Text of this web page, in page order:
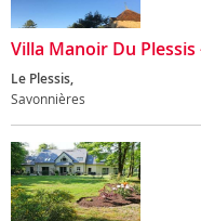
Villa Manoir Du
Le Plessis,
Savonnières